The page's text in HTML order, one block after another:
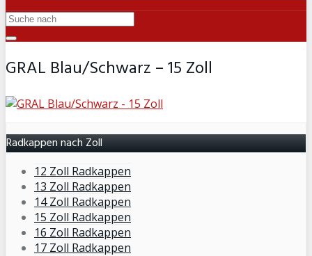
GRAL Blau/Schwarz – 15 Zoll
Radkappen nach Zoll
12 Zoll Radkappen
13 Zoll Radkappen
14 Zoll Radkappen
15 Zoll Radkappen
16 Zoll Radkappen
17 Zoll Radkappen